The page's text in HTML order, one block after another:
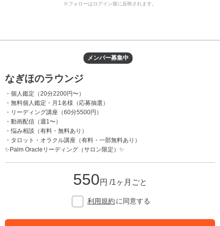
※フォローはログイン後に反映されます。
メンバー募集中
なぎほのラウンジ
・個人鑑定（20分2200円〜）
・無料個人鑑定・月1名様（応募抽選）
・リーディング講座（60分5500円）
・動画配信（週1〜）
・悩み相談（有料・無料あり）
・タロット・オラクル講座（有料・一部無料あり）
✨Palm Oracleリーディング（サロン限定）✨
550円 /1ヶ月ごと
利用規約 に同意する